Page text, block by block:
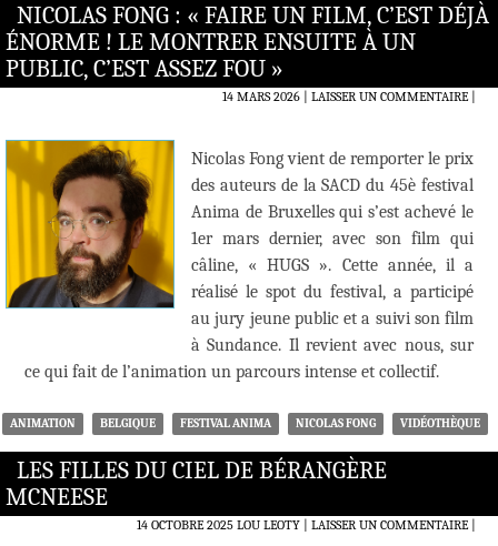
NICOLAS FONG : « FAIRE UN FILM, C’EST DÉJÀ
ÉNORME ! LE MONTRER ENSUITE À UN
PUBLIC, C’EST ASSEZ FOU »
14 MARS 2026 LAISSER UN COMMENTAIRE|
Nicolas Fong vient de remporter le prix
des auteurs de la SACD du 45è festival
Anima de Bruxelles qui s’est achevé le
1er mars dernier, avec son film qui
câline, « HUGS ». Cette année, il a
réalisé le spot du festival, a participé
au jury jeune public et a suivi son film
à Sundance. Il revient avec nous, sur
ce qui fait de l’animation un parcours intense et collectif.
ANIMATION BELGIQUE FESTIVAL ANIMA NICOLAS FONG VIDÉOTHÈQUE
LES FILLES DU CIEL DE BÉRANGÈRE
MCNEESE
14 OCTOBRE 2025 LOU LEOTY LAISSER UN COMMENTAIRE|